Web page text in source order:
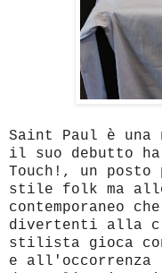
Saint Paul è
il suo debutto
Touch!, un
stile folk ma allo
contemporaneo
divertenti alla
stilista gioca
e all'occorrenza